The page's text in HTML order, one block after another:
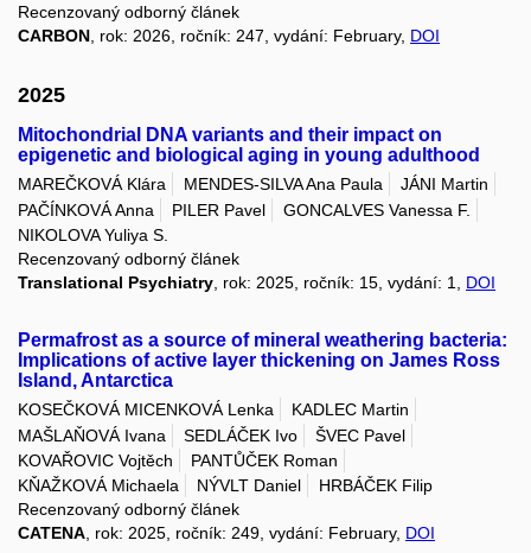
Recenzovaný odborný článek
CARBON , rok: 2026, ročník: 247, vydání: February, DOI
2025
Mitochondrial DNA variants and their impact on
epigenetic and biological aging in young adulthood
MAREČKOVÁ Klára MENDES-SILVA Ana Paula
JÁNI Martin
PAČÍNKOVÁ Anna
PILER Pavel
GONCALVES Vanessa F.
NIKOLOVA Yuliya S.
Recenzovaný odborný článek
Translational Psychiatry , rok: 2025, ročník: 15, vydání: 1, DOI
Permafrost as a source of mineral weathering bacteria:
Implications of active layer thickening on James Ross
Island, Antarctica
KOSEČKOVÁ MICENKOVÁ Lenka
KADLEC Martin
MAŠLAŇOVÁ Ivana
SEDLÁČEK Ivo
ŠVEC Pavel
KOVAŘOVIC Vojtěch
PANTŮČEK Roman
KŇAŽKOVÁ Michaela
NÝVLT Daniel
HRBÁČEK Filip
Recenzovaný odborný článek
CATENA , rok: 2025, ročník: 249, vydání: February, DOI